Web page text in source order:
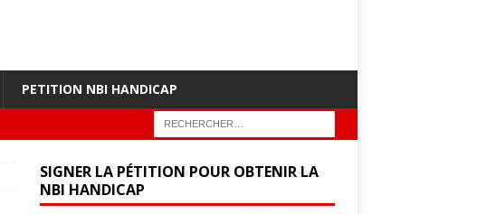
PETITION NBI HANDICAP
SIGNER LA PÉTITION POUR OBTENIR LA
NBI HANDICAP